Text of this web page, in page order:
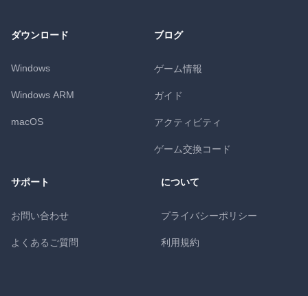
ダウンロード
Windows
Windows ARM
macOS
ブログ
ゲーム情報
ガイド
アクティビティ
ゲーム交換コード
サポート
お問い合わせ
よくあるご質問
について
プライバシーポリシー
利用規約